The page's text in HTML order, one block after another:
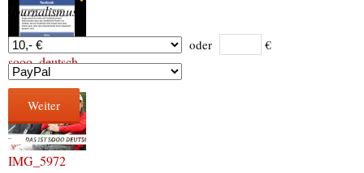
sooo_deutsch
IMG_5972
Journalismus.
oder €
Weiter